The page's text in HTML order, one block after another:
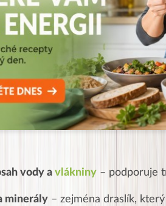
vody a vlákniny – podporuje
minerály – zejména draslík,